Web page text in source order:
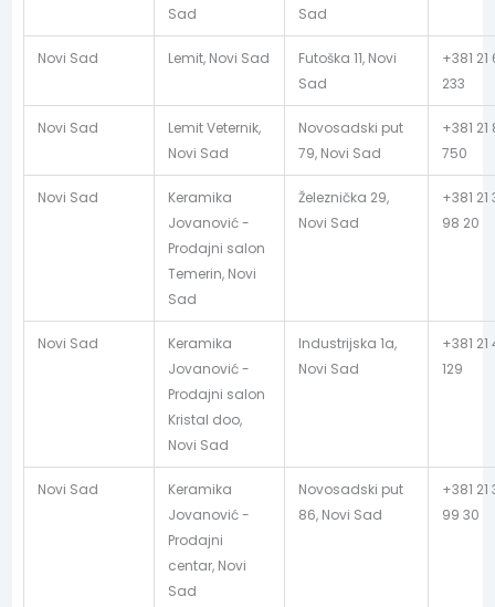
Sad
Sad
Novi Sad Lemit, Novi Sad
Futoška 11, Novi
Sad
+381 21
233
Novi Sad
Lemit Veternik,
Novi Sad
Novosadski put
79, Novi Sad
+381 21
750
Novi Sad
Keramika
Jovanović -
Prodajni salon
Temerin, Novi
Sad
Železnička 29,
Novi Sad
+381 21
98 20
Novi Sad
Keramika
Jovanović -
Prodajni salon
Kristal doo,
Novi Sad
Industrijska 1a,
Novi Sad
+381
129
Novi Sad
Keramika
Jovanović -
Prodajni
centar, Novi
Sad
Novosadski put
86, Novi Sad
+381 21
99 30